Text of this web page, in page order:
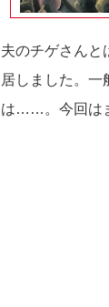
夫のチゲさんと
居しました。一
は……。今回は